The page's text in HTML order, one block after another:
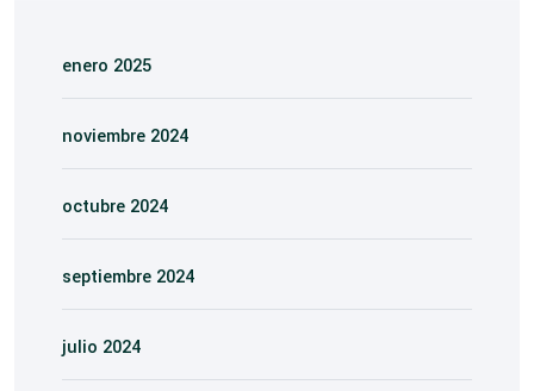
enero 2025
noviembre 2024
octubre 2024
septiembre 2024
julio 2024